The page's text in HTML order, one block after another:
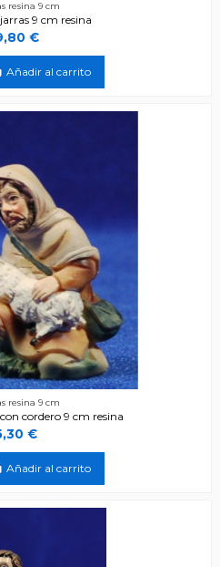
resina 9 cm
9 cm resina
€
Añadir al carrito
resina 9 cm
cordero 9 cm resina
€
Añadir al carrito